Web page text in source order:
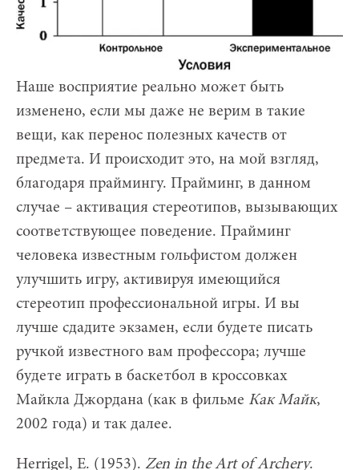
Наше восприятие реально может быть
изменено, если мы даже не верим в такие
вещи, как перенос полезных качеств от
предмета. И происходит это, на мой взгляд,
благодаря праймингу. Прайминг, в данном
случае – активация стереотипов, вызывающих
соответствующее поведение. Прайминг
человека известным гольфистом должен
улучшить игру, активируя имеющийся
стереотип профессиональной игры. И вы
лучше сдадите экзамен, если будете писать
ручкой известного вам профессора; лучше
будете играть в баскетбол в кроссовках
Майкла Джордана (как в фильме Как Майк,
2002 года) и так далее.
Herrigel, E. (1953). Zen in the Art of Archery.